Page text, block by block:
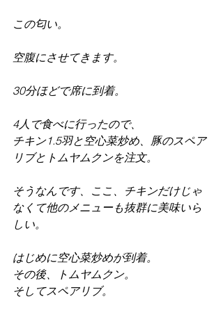
この匂い。
空腹にさせてきます。
30分ほどで席に到着。
4人で食べに行ったので、
チキン1.5羽と空心菜炒め、豚のスペア
リブとトムヤムクンを注文。
そうなんです、ここ、チキンだけじゃ
なくて他のメニューも抜群に美味いら
しい。
はじめに空心菜炒めが到着。
その後、トムヤムクン。
そしてスペアリブ。